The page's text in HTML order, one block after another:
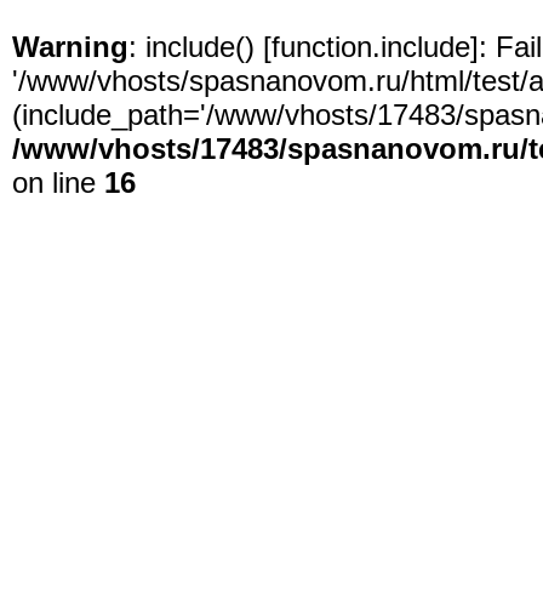
Warning: include() [function.include]:
'/www/vhosts/spasnanovom.ru/html/
(include_path='/www/vhosts/17483/
/www/vhosts/17483/
on line 16